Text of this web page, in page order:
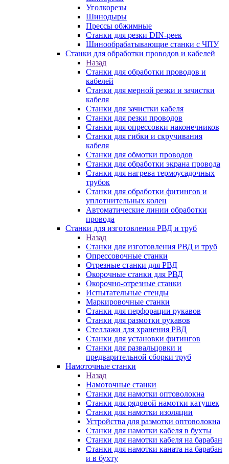
Уголкорезы
Шинодыры
Прессы обжимные
Станки для резки DIN-реек
Шинообрабатывающие станки с ЧПУ
Станки для обработки проводов и кабелей
Назад
Станки для обработки проводов и
кабелей
Станки для мерной резки и зачистки
кабеля
Станки для зачистки кабеля
Станки для резки проводов
Станки для опрессовки наконечников
Станки для гибки и скручивания
кабеля
Станки для обмотки проводов
Станки для обработки экрана провода
Станки для нагрева термоусадочных
трубок
Станки для обработки фитингов и
уплотнительных колец
Автоматические линии обработки
провода
Станки для изготовления РВД и труб
Назад
Станки для изготовления РВД и труб
Опрессовочные станки
Отрезные станки для РВД
Окорочные станки для РВД
Окорочно-отрезные станки
Испытательные стенды
Маркировочные станки
Станки для перфорации рукавов
Станки для размотки рукавов
Стеллажи для хранения РВД
Станки для установки фитингов
Станки для развальцовки и
предварительной сборки труб
Намоточные станки
Назад
Намоточные станки
Станки для намотки оптоволокна
Станки для рядовой намотки катушек
Станки для намотки изоляции
Устройства для размотки оптоволокна
Станки для намотки кабеля в бухты
Станки для намотки кабеля на барабан
Станки для намотки каната на барабан
и в бухту